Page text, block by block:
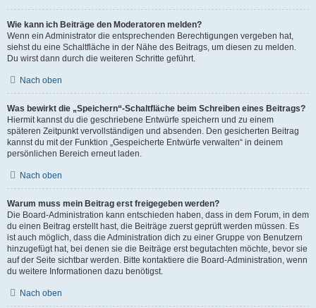
Wie kann ich Beiträge den Moderatoren melden?
Wenn ein Administrator die entsprechenden Berechtigungen vergeben hat,
siehst du eine Schaltfläche in der Nähe des Beitrags, um diesen zu melden.
Du wirst dann durch die weiteren Schritte geführt.
Nach oben
Was bewirkt die „Speichern“-Schaltfläche beim Schreiben eines Beitrags?
Hiermit kannst du die geschriebene Entwürfe speichern und zu einem
späteren Zeitpunkt vervollständigen und absenden. Den gesicherten Beitrag
kannst du mit der Funktion „Gespeicherte Entwürfe verwalten“ in deinem
persönlichen Bereich erneut laden.
Nach oben
Warum muss mein Beitrag erst freigegeben werden?
Die Board-Administration kann entschieden haben, dass in dem Forum, in dem
du einen Beitrag erstellt hast, die Beiträge zuerst geprüft werden müssen. Es
ist auch möglich, dass die Administration dich zu einer Gruppe von Benutzern
hinzugefügt hat, bei denen sie die Beiträge erst begutachten möchte, bevor sie
auf der Seite sichtbar werden. Bitte kontaktiere die Board-Administration, wenn
du weitere Informationen dazu benötigst.
Nach oben